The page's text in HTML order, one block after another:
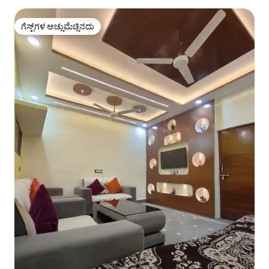
ಗೆಸ್ಟ್‌ಗಳ ಅಚ್ಚುಮೆಚ್ಚಿನದು
ಗೆಸ್ಟ್‌ಗಳ ಅಚ್ಚುಮೆಚ್ಚಿನದು